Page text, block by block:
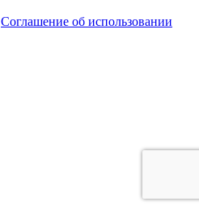
Соглашение об использовании